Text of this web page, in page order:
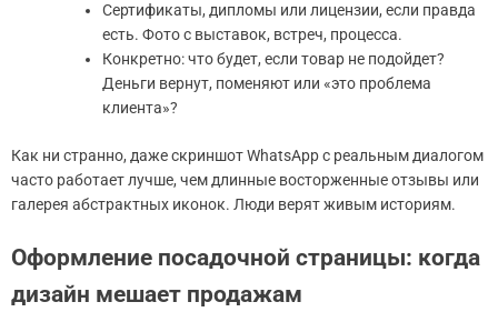
Сертификаты, дипломы или лицензии, если правда
есть. Фото с выставок, встреч, процесса.
Конкретно: что будет, если товар не подойдет?
Деньги вернут, поменяют или «это проблема
клиента»?
Как ни странно, даже скриншот WhatsApp с реальным диалогом
часто работает лучше, чем длинные восторженные отзывы или
галерея абстрактных иконок. Люди верят живым историям.
Оформление посадочной страницы: когда
дизайн мешает продажам